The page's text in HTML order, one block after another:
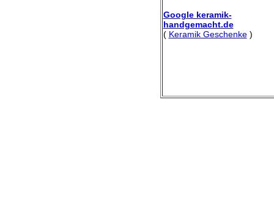
Google keramik-
handgemacht.de
( Keramik Geschenke)